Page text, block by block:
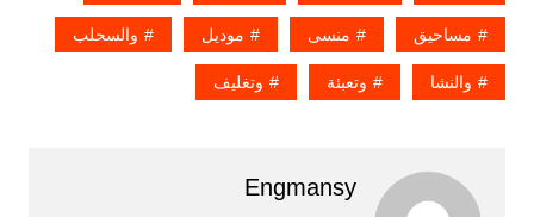
مساحيق منسى موديل والسحلب
والنشا وتعبئة وتغليف
Engmansy